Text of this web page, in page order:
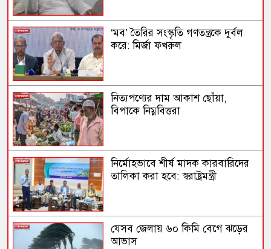
‘মব’ তৈরির সংস্কৃতি গণতন্ত্রকে দুর্বল
করে: মির্জা ফখরুল
নিত্যপণ্যের দাম আকাশ ছোঁয়া,
বিপাকে নিম্নবিত্তরা
নির্মোহভাবে শীর্ষ মাদক কারবারিদের
তালিকা করা হবে: স্বরাষ্ট্রমন্ত্রী
যেসব জেলায় ৬০ কিমি বেগে ঝড়ের
আভাস